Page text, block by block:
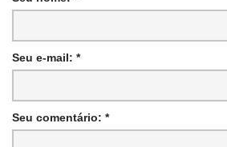
Seu e-mail: *
Seu comentário: *